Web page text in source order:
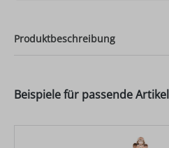
Produktbeschreibung
Beispiele für passende Artikel